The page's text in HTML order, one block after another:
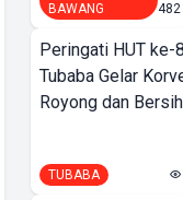
BAWANG
482
Peringati HUT ke-
Tubaba Gelar
Royong dan
TUBABA